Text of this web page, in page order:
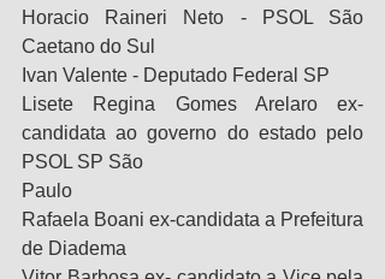
Horacio Raineri Neto - PSOL São
Caetano do Sul
Ivan Valente - Deputado Federal SP
Lisete Regina Gomes Arelaro ex-
candidata ao governo do estado pelo
PSOL SP São
Paulo
Rafaela Boani ex-candidata a Prefeitura
de Diadema